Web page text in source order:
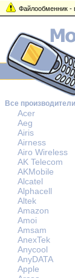
Файлообменник -
Все
Acer
Aeg
Airis
Airness
Airo Wireless
AK Telecom
AKMobile
Alcatel
Alphacell
Altek
Amazon
Amoi
Amsam
AnexTek
Anycool
AnyDATA
Apple